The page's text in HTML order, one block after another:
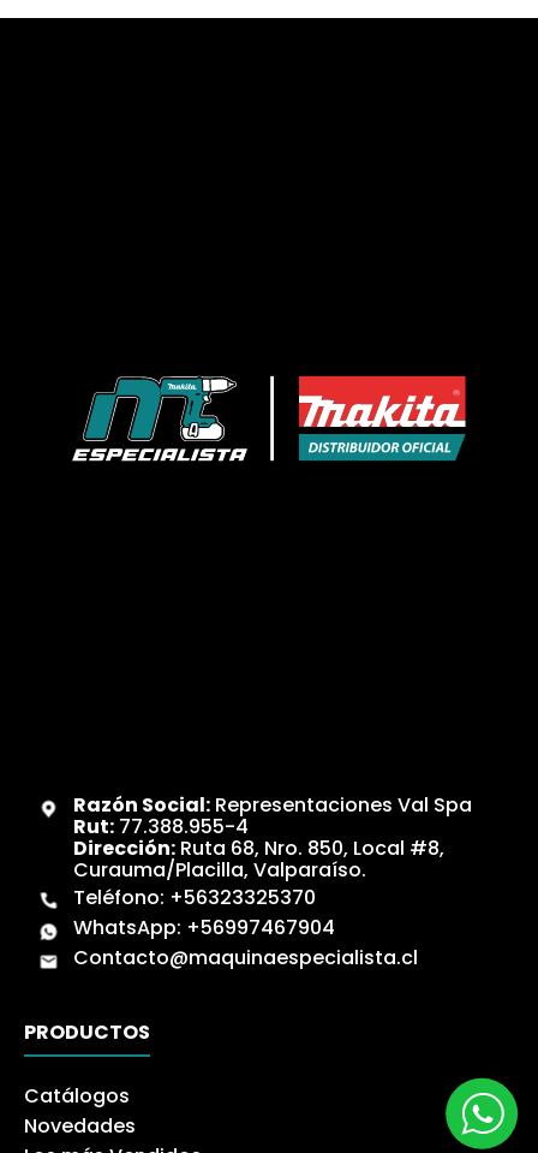
Razón Social:Representaciones Val Spa
Rut:77.388.955-4
Dirección:Ruta 68, Nro. 850, Local #8,
Curauma/Placilla, Valparaíso.
Teléfono: +56323325370
WhatsApp: +56997467904
Contacto@maquinaespecialista.cl
PRODUCTOS
Catálogos
Novedades